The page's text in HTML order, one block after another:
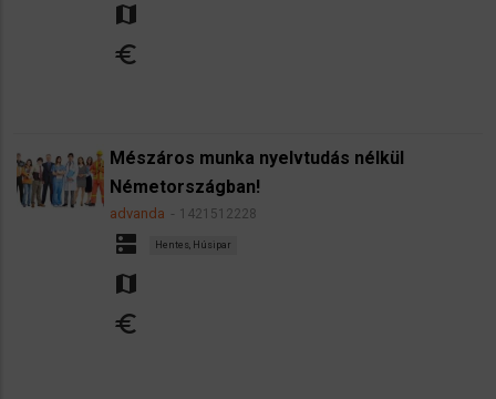
map
euro
Mészáros munka nyelvtudás nélkül
Németországban!
advanda 1421512228
dns Hentes, Húsipar
map
euro